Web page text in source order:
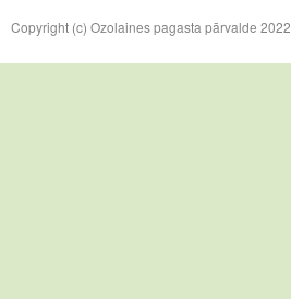
Copyright (c) Ozolaines pagasta pārvalde 2022